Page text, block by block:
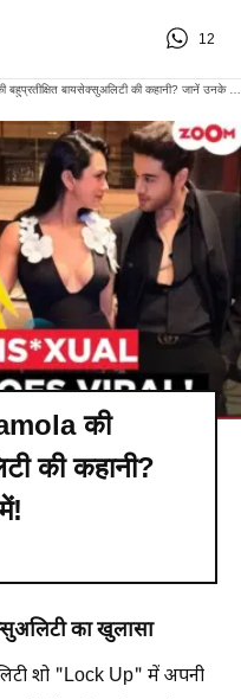
12
की
की कहानी?
का खुलासा
शो "Lock Up" में अपनी